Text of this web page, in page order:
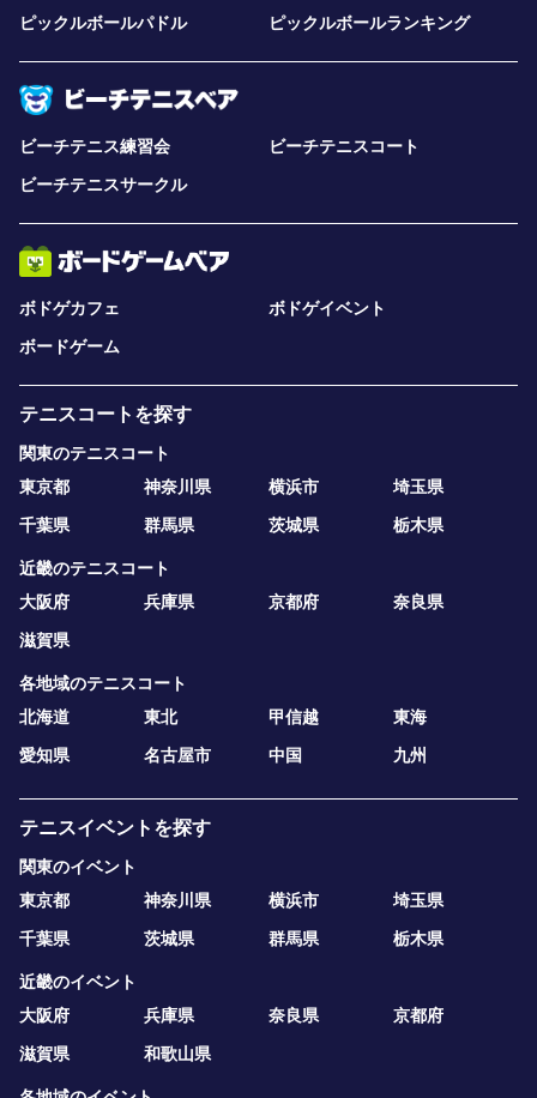
ピックルボールパドル
ピックルボールランキング
ビーチテニス練習会
ビーチテニスコート
ビーチテニスサークル
ボドゲカフェ
ボドゲイベント
ボードゲーム
テニスコートを探す
関東のテニスコート
東京都
神奈川県 横浜市
埼玉県
千葉県
群馬県 茨城県 栃木県
近畿のテニスコート
大阪府
兵庫県 京都府
奈良県
滋賀県
各地域のテニスコート
北海道
東北 甲信越
東海
愛知県
名古屋市 中国 九州
テニスイベントを探す
関東のイベント
東京都
神奈川県 横浜市
埼玉県
千葉県
茨城県 群馬県 栃木県
近畿のイベント
大阪府
兵庫県 奈良県
京都府
滋賀県
和歌山県